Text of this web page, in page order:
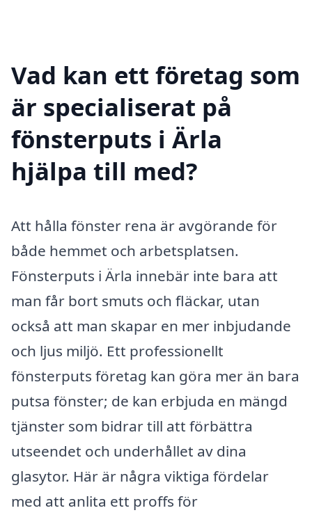
Vad kan ett företag som
är specialiserat på
fönsterputs i Ärla
hjälpa till med?
Att hålla fönster rena är avgörande för
både hemmet och arbetsplatsen.
Fönsterputs i Ärla innebär inte bara att
man får bort smuts och fläckar, utan
också att man skapar en mer inbjudande
och ljus miljö. Ett professionellt
fönsterputs företag kan göra mer än bara
putsa fönster; de kan erbjuda en mängd
tjänster som bidrar till att förbättra
utseendet och underhållet av dina
glasytor. Här är några viktiga fördelar
med att anlita ett proffs för